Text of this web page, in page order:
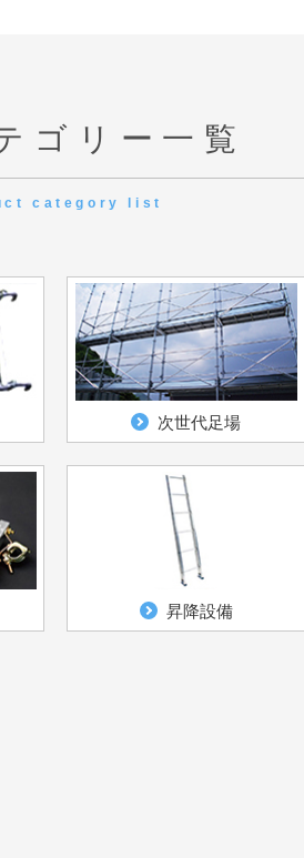
ゴリー一覧
category list
次世代足場
昇降設備